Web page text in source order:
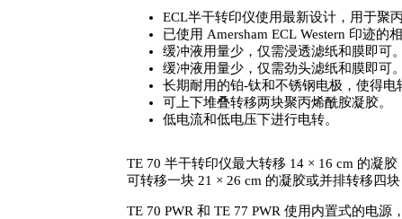
ECL半干转印仪使用最新设计，用于聚
已使用 Amersham ECL Western 印迹的
缓冲液用量少，仅需浸透滤纸和膜即可。
缓冲液用量少，仅需劲头滤纸和膜即可。
长期耐用的铂-钛和不锈钢电极，使得电
可上下堆叠转移两块聚丙烯酰胺凝胶。
低电流和低电压下进行电转。
TE 70 半干转印仪最大转移 14 × 16 cm 的凝
可转移一块 21 × 26 cm 的凝胶或并排转移四块
TE 70 PWR 和 TE 77 PWR 使用内置式的电